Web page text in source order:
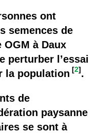
ont
semences de
à Daux
perturber l’essai
la population [2].
de
paysanne
se sont à